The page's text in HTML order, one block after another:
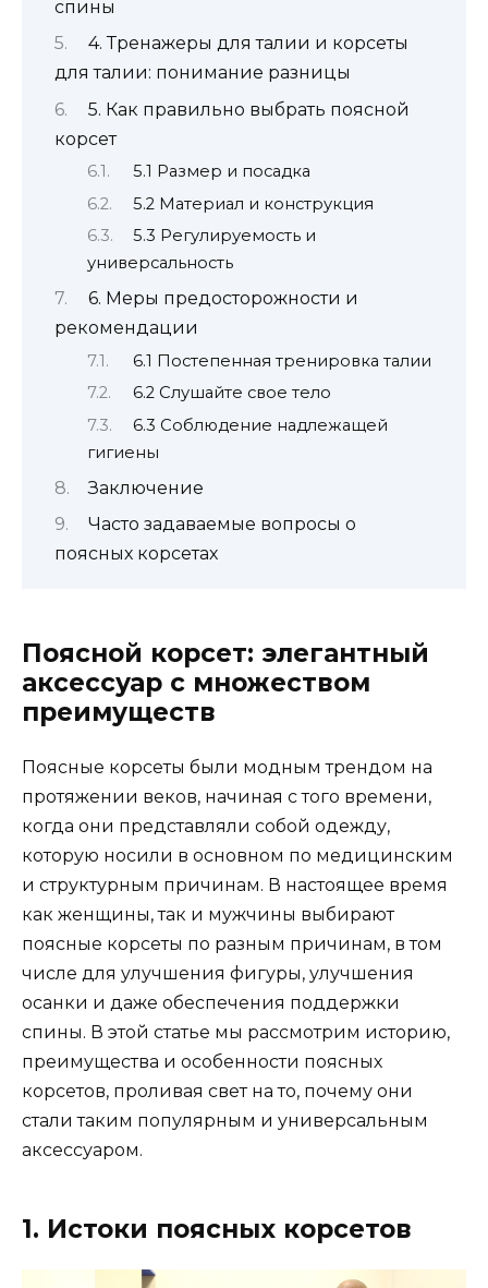
спины
4. Тренажеры для талии и корсеты
для талии: понимание разницы
5. Как правильно выбрать поясной
корсет
5.1 Размер и посадка
5.2 Материал и конструкция
5.3 Регулируемость и
универсальность
6. Меры предосторожности и
рекомендации
6.1 Постепенная тренировка талии
6.2 Слушайте свое тело
6.3 Соблюдение надлежащей
гигиены
Заключение
Часто задаваемые вопросы о
поясных корсетах
Поясной корсет: элегантный
аксессуар с множеством
преимуществ
Поясные корсеты были модным трендом на
протяжении веков, начиная с того времени,
когда они представляли собой одежду,
которую носили в основном по медицинским
и структурным причинам. В настоящее время
как женщины, так и мужчины выбирают
поясные корсеты по разным причинам, в том
числе для улучшения фигуры, улучшения
осанки и даже обеспечения поддержки
спины. В этой статье мы рассмотрим историю,
преимущества и особенности поясных
корсетов, проливая свет на то, почему они
стали таким популярным и универсальным
аксессуаром.
1. Истоки поясных корсетов